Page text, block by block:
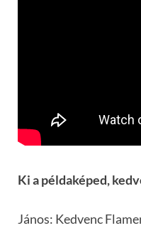
Ki a példaképed,
János: Kedvenc